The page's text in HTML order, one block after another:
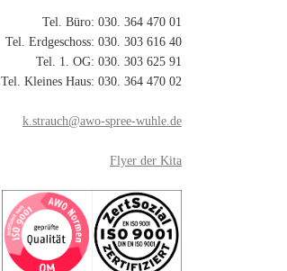
Tel. Büro: 030. 364 470 01
Tel. Erdgeschoss: 030. 303 616 40
Tel. 1. OG: 030. 303 625 91
Tel. Kleines Haus: 030. 364 470 02
k.strauch@awo-spree-wuhle.de
Flyer der Kita